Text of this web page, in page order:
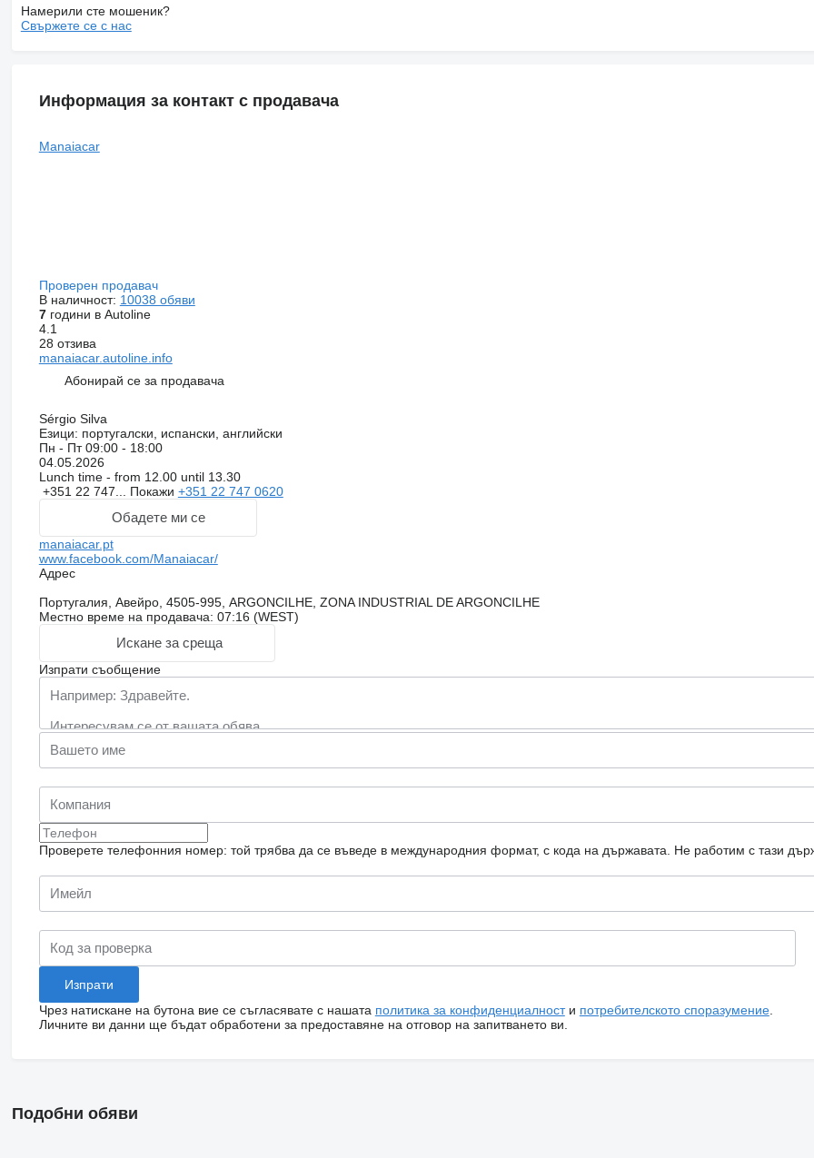
Намерили сте мошеник?
Свържете се с нас
Информация за контакт с продавача
Manaiacar
Проверен продавач
В наличност: 10038 обяви
7години в Autoline
4.1
28 отзива
manaiacar.autoline.info
Абонирай се за продавача
Sérgio Silva
Езици: португалски, испански, английски
Пн - Пт09:00 - 18:00
04.05.2026
Lunch time - from 12.00 until 13.30
+351 22 747... Покажи +351 22 747 0620
Обадете ми се
manaiacar.pt
www.facebook.com/Manaiacar/
Адрес
Португалия, Авейро, 4505-995, ARGONCILHE, ZONA INDUSTRIAL DE ARGONCILHE
Местно време на продавача: 07:16 (WEST)
Искане за среща
Изпрати съобщение
Проверете телефонния номер: той трябва да се въведе в международния формат, с кода на държавата. Не работим с тази
Чрез натискане на бутона вие се съгласявате с нашата политика за конфиденциалности потребителското споразумение.
Личните ви данни ще бъдат обработени за предоставяне на отговор на запитването ви.
Подобни обяви